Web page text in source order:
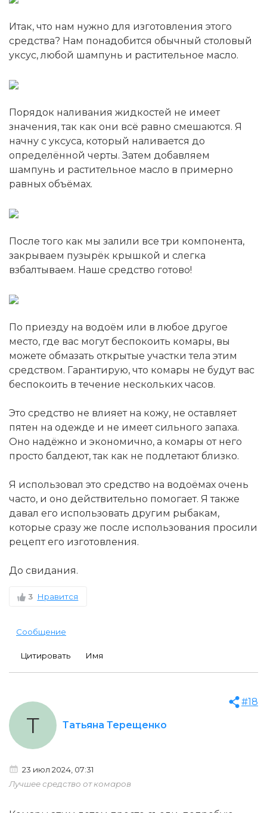
Итак, что нам нужно для изготовления этого
средства? Нам понадобится обычный столовый
уксус, любой шампунь и растительное масло.
Порядок наливания жидкостей не имеет
значения, так как они всё равно смешаются. Я
начну с уксуса, который наливается до
определённой черты. Затем добавляем
шампунь и растительное масло в примерно
равных объёмах.
После того как мы залили все три компонента,
закрываем пузырёк крышкой и слегка
взбалтываем. Наше средство готово!
По приезду на водоём или в любое другое
место, где вас могут беспокоить комары, вы
можете обмазать открытые участки тела этим
средством. Гарантирую, что комары не будут вас
беспокоить в течение нескольких часов.
Это средство не влияет на кожу, не оставляет
пятен на одежде и не имеет сильного запаха.
Оно надёжно и экономично, а комары от него
просто балдеют, так как не подлетают близко.
Я использовал это средство на водоёмах очень
часто, и оно действительно помогает. Я также
давал его использовать другим рыбакам,
которые сразу же после использования просили
рецепт его изготовления.
До свидания.
3 Нравится
Сообщение
Цитировать Имя
Татьяна Терещенко
Т
#18
23 июл 2024, 07:31
Лучшее средство от комаров